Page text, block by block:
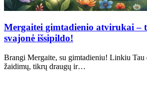
Mergaitei gimtadienio atvirukai –
svajonė išsipildo!
Brangi Mergaite, su gimtadieniu! Linkiu Tau
žaidimų, tikrų draugų ir…